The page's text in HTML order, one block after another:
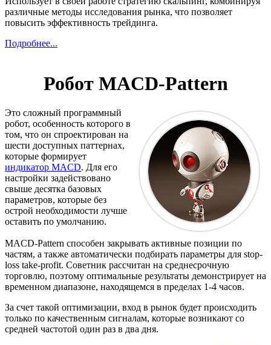
различные методы исследования рынка, что позволяет
повысить эффективность трейдинга.
Подробнее...
Робот MACD-Pattern
Это сложный программный
робот, особенность которого в
том, что он спроектирован на
шести доступных паттернах,
которые формирует
индикатор MACD. Для его
настройки задействовано
свыше десятка базовых
параметров, которые без
острой необходимости лучше
оставить по умолчанию.
MACD-Pattern способен закрывать активные позиции по
частям, а также автоматически подбирать параметры для stop-
loss take-profit. Советник рассчитан на среднесрочную
торговлю, поэтому оптимальные результаты демонстрирует на
временном диапазоне, находящемся в пределах 1-4 часов.
За счет такой оптимизации, вход в рынок будет происходить
только по качественным сигналам, которые возникают со
средней частотой один раз в два дня.